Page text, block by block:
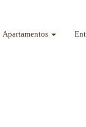
Apartamentos